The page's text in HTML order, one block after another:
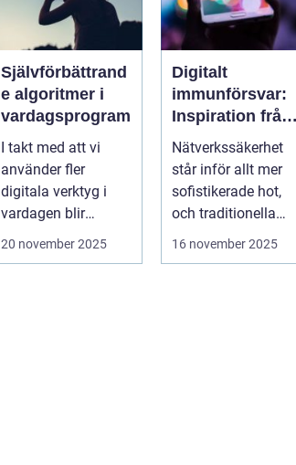
Självförbättrand
e algoritmer i
vardagsprogram
I takt med att vi
använder fler
digitala verktyg i
vardagen blir
mjukvarans
20 november 2025
Digitalt
immunförsvar:
Inspiration från
biologiska
system för att
stärka
nätverkssäkerhe
Nätverkssäkerhet
står inför allt mer
sofistikerade hot,
och traditionella
16 november 2025